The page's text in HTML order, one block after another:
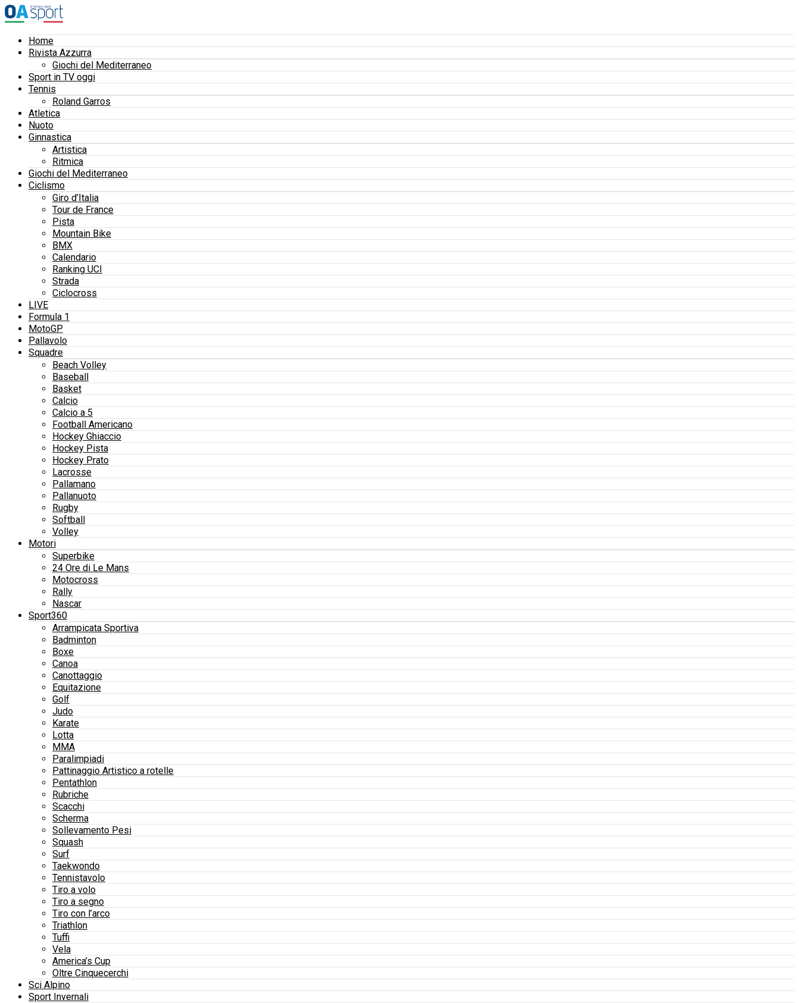
Home
Rivista Azzurra
Giochi del Mediterraneo
Sport in TV oggi
Tennis
Roland Garros
Atletica
Nuoto
Ginnastica
Artistica
Ritmica
Giochi del Mediterraneo
Ciclismo
Giro d’Italia
Tour de France
Pista
Mountain Bike
BMX
Calendario
Ranking UCI
Strada
Ciclocross
LIVE
Formula 1
MotoGP
Pallavolo
Squadre
Beach Volley
Baseball
Basket
Calcio
Calcio a 5
Football Americano
Hockey Ghiaccio
Hockey Pista
Hockey Prato
Lacrosse
Pallamano
Pallanuoto
Rugby
Softball
Volley
Motori
Superbike
24 Ore di Le Mans
Motocross
Rally
Nascar
Sport360
Arrampicata Sportiva
Badminton
Boxe
Canoa
Canottaggio
Equitazione
Golf
Judo
Karate
Lotta
MMA
Paralimpiadi
Pattinaggio Artistico a rotelle
Pentathlon
Rubriche
Scacchi
Scherma
Sollevamento Pesi
Squash
Surf
Taekwondo
Tennistavolo
Tiro a volo
Tiro a segno
Tiro con l’arco
Triathlon
Tuffi
Vela
America’s Cup
Oltre Cinquecerchi
Sci Alpino
Sport Invernali